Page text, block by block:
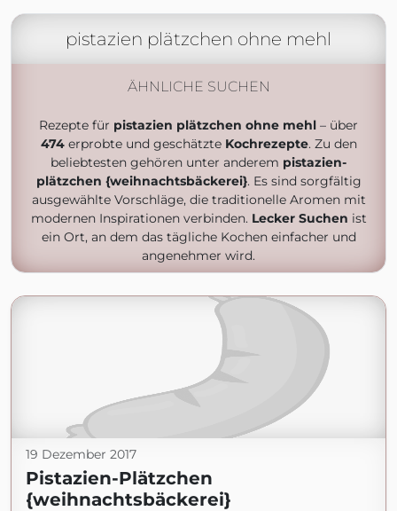
pistazien plätzchen ohne mehl
ÄHNLICHE SUCHEN
Rezepte für pistazien plätzchen ohne mehl – über
474erprobte und geschätzte Kochrezepte. Zu den
beliebtesten gehören unter anderem pistazien-
plätzchen {weihnachtsbäckerei}. Es sind sorgfältig
ausgewählte Vorschläge, die traditionelle Aromen mit
modernen Inspirationen verbinden. Lecker Suchen ist
ein Ort, an dem das tägliche Kochen einfacher und
angenehmer wird.
19 Dezember 2017
Pistazien-Plätzchen
{weihnachtsbäckerei}